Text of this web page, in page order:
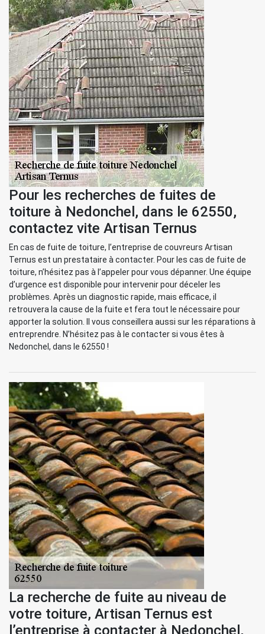
Pour les recherches de fuites de
toiture à Nedonchel, dans le 62550,
contactez vite Artisan Ternus
En cas de fuite de toiture, l’entreprise de couvreurs Artisan
Ternus est un prestataire à contacter. Pour les cas de fuite de
toiture, n’hésitez pas à l’appeler pour vous dépanner. Une équipe
d’urgence est disponible pour intervenir pour déceler les
problèmes. Après un diagnostic rapide, mais efficace, il
retrouvera la cause de la fuite et fera tout le nécessaire pour
apporter la solution. Il vous conseillera aussi sur les réparations à
entreprendre. N’hésitez pas à le contacter si vous êtes à
Nedonchel, dans le 62550 !
La recherche de fuite au niveau de
votre toiture, Artisan Ternus est
l’entreprise à contacter à Nedonchel,